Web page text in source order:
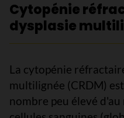
Cytopénie
dysplasie
La cytopénie
multilignée (CRDM)
nombre peu élevé